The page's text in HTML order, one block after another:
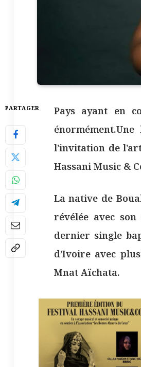
PARTAGER
Pays ayant en
l’invitation de
Hassani Music &
La native de
révélée avec
dernier single
d’Ivoire avec
Mnat Aïchata.